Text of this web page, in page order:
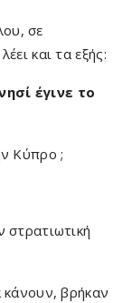
σε
και τα εξής:
έγινε το
Κύπρο ;
στρατιωτική
κάνουν, βρήκαν